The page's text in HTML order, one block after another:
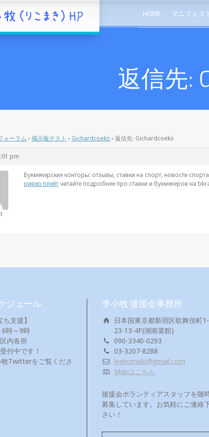
HOME マニフェス
返信先:
ォーラム › 掲示板テスト › Gichardcoeks › 返信先: Gichardcoeks
pm
Букмекерские конторы: отзывы, ставки на спорт, новости
ривер плейт читайте подробнее про ставки и букмекеров на
ジュール
ち支援】
6時～9時
内各所
付中です！
Twitterをご覧くださ
李小牧 後援会事務所
日本国東京都新宿区歌舞伎町1-
23-13-4F(湖南菜館)
090-3340-0293
03-3207-8288
leekomaki@gmail.com
Mapはこちら
後援会ボランティアスタッフを随
募集しています。お気軽にご連絡
さい！